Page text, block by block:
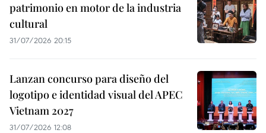
patrimonio en motor de la industria
cultural
31/07/2026 20:15
Lanzan concurso para diseño del
logotipo e identidad visual del APEC
Vietnam 2027
31/07/2026 12:08